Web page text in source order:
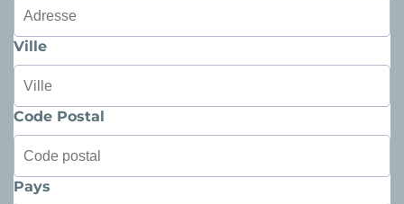
Ville
Code Postal
Pays